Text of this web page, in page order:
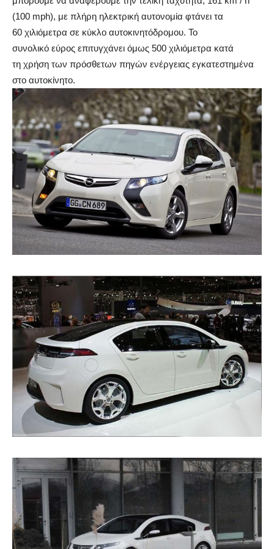
(100 mph), με πλήρη ηλεκτρική αυτονομία φτάνει τα
60 χιλιόμετρα σε κύκλο αυτοκινητόδρομου. Το
συνολικό εύρος επιτυγχάνει όμως 500 χιλιόμετρα κατά
τη χρήση των πρόσθετων πηγών ενέργειας εγκατεστημένα
στο αυτοκίνητο.